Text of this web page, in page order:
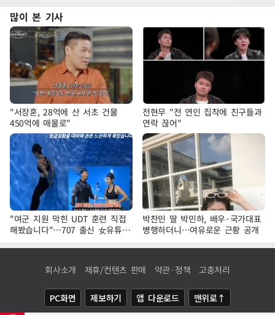
많이 본 기사
"서장훈, 28억에 산 서초 건물
450억에 매물로"
전현무 "전 연인 집착에 친구들과
연락 끊어"
"여군 지원 막힌 UDT 훈련 직접
해봤습니다"…707 출신 女유튜버
'완벽 소화'
박찬민 딸 박민하, 배우·국가대표
병행하더니…여유로운 근황 공개
회사소개 제휴/컨텐츠 판매 약관·정책 고충처리
PC화면 제보하기 앱 다운로드 맨위로↑